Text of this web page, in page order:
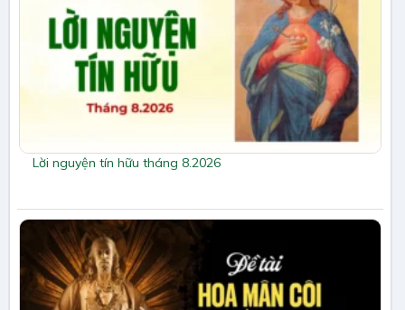
Lời nguyện tín hữu tháng 8.2026